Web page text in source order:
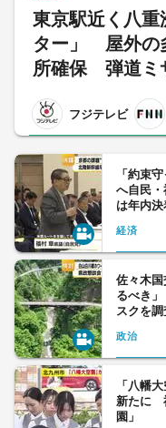
東京駅近く八重
ター」 屋外の
所確保 弾道ミ
フジテレビ
「約束
へ自民
は年内決
経済
佐々木
るべき
スクを
政治
「八幡
新たに
園」